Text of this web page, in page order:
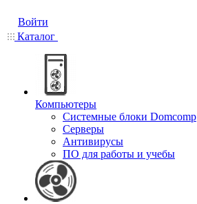
Войти
Каталог
Компьютеры
Системные блоки Domcomp
Серверы
Антивирусы
ПО для работы и учебы